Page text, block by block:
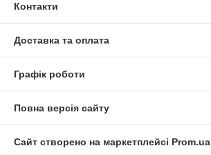
Контакти
Доставка та оплата
Графік роботи
Повна версія сайту
Сайт створено на маркетплейсі Prom.ua